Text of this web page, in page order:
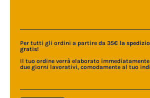
Per tutti gli ordini a partire da 35€ la
gratis!
Il tuo ordine verrà elaborato
due giorni lavorativi, comodamente al tuo